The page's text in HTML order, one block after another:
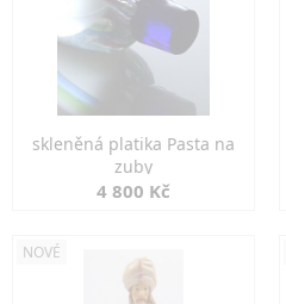
skleněná platika Pasta na
zuby
4 800 Kč
NOVÉ